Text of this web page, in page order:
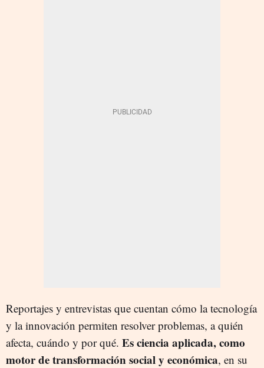
Reportajes y entrevistas que cuentan cómo la tecnología
y la innovación permiten resolver problemas, a quién
afecta, cuándo y por qué. Es ciencia aplicada, como
motor de transformación social y económica, en su